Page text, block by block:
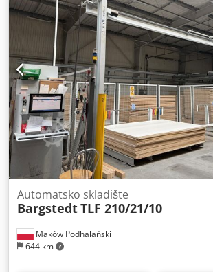
Dksdpfx Aox A Hggjagor Pozicija 4:
IMA+BARGSTEDT+SAG-COMBIMA/
Pozicija 5: Istovarivač
COMBIMA/CONCEPT/II/500/B/R3
Maków Podhalański
644 km
Automatsko skladište
BargstedtTLF 210/21/10